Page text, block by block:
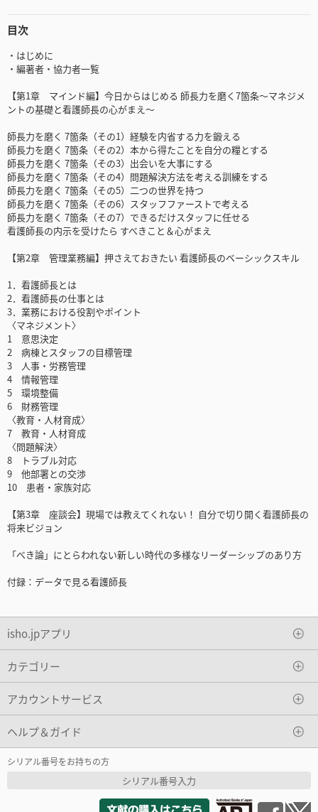
目次
・はじめに
・編著者・協力者一覧
【第1章 マインド編】今日からはじめる 師長力を磨く7箇条～マネジメ
ントの基礎と看護師長の心がまえ～
師長力を磨く 7箇条（その1）経験を内省する力を鍛える
師長力を磨く 7箇条（その2）本から得たことを自分の糧とする
師長力を磨く 7箇条（その3）出会いを大事にする
師長力を磨く 7箇条（その4）問題解決方法を考える訓練をする
師長力を磨く 7箇条（その5）二つの世界を持つ
師長力を磨く 7箇条（その6）スタッフファーストで考える
師長力を磨く 7箇条（その7）できるだけスタッフに任せる
看護師長の内示を受けたら すべきこと＆心がまえ
【第2章 管理業務編】押さえておきたい 看護師長のベーシックスキル
1．看護師長とは
2．看護師長の仕事とは
3．業務における役割やポイント
〈マネジメント〉
1 意思決定
2 病棟とスタッフの目標管理
3 人事・労務管理
4 情報管理
5 環境整備
6 財務管理
〈教育・人材育成〉
7 教育・人材育成
〈問題解決〉
8 トラブル対応
9 他部署との交渉
10 患者・家族対応
【第3章 座談会】現場では教えてくれない！ 自分で切り開く看護師長の
将来ビジョン
「べき論」にとらわれない新しい時代の多様なリーダーシップのあり方
付録：データで見る看護師長
isho.jpアプリ
カテゴリー
アカウントサービス
ヘルプ＆ガイド
シリアル番号をお持ちの方
シリアル番号入力